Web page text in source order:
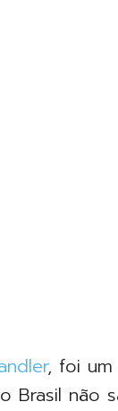
, foi
Brasil não